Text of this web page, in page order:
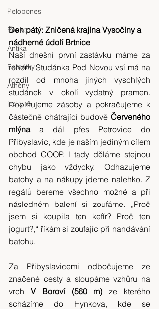
Pelopones
Řecko
Antika
Památky
Athény
jeskyně
Den pátý: Zničená krajina Vysočiny a
nádherné údolí Brtnice
Naší dnešní první zastávku máme za
rohem. Studánka Pod Novou vsí má na
rozdíl od mnoha jiných vyschlých
studánek v okolí vydatný pramen.
Doplňujeme zásoby a pokračujeme k
částečně chátrající budově Červeného
mlýna a dál přes Petrovice do
Přibyslavic, kde je naším jediným cílem
obchod COOP. I tady děláme stejnou
chybu jako vždycky. Odhazujeme
batohy a na nákupy jdeme nalehko. Z
regálů bereme všechno možné a při
následném balení si zoufáme. „Proč
jsem si koupila ten kefír? Proč ten
jogurt?,“ říkám si zoufajíc při nandávání
batohu.
Za Přibyslavicemi odbočujeme ze
značené cesty a stoupáme vzhůru na
vrch V Boroví (560 m) ze kterého
scházíme do Hynkova, kde se